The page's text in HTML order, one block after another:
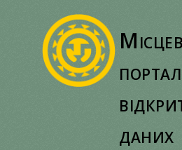
портал
даних